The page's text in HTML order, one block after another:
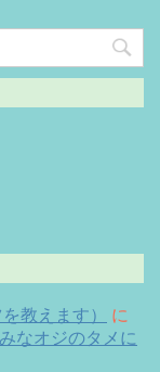
教えます）
に
なオジのタメに